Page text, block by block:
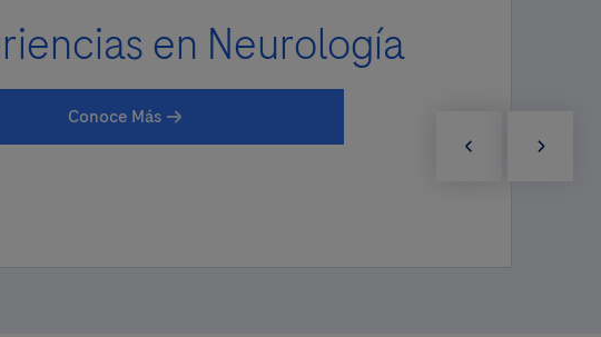
en Neurología
Conoce Más